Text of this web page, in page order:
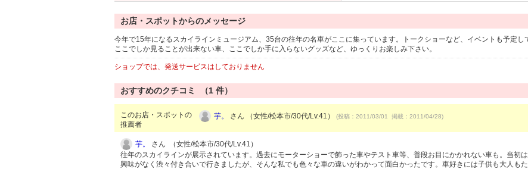
お店・スポットからのメッセージ
今年で15年になるスカイラインミュージアム、35台の往年の名車がここに集っています。トークショーなど、イベントも予定し
ここでしか見ることが出来ない車、ここでしか手に入らないグッズなど、ゆっくりお楽しみ下さい。
ショップでは、発送サービスはしておりません
おすすめのクチコミ （1 件）
このお店・スポットの
推薦者
芋。 さん （女性/松本市/30代/Lv.41） (投稿：2011/03/01 掲載：2011/04/28)
芋。
さん （女性/松本市/30代/Lv.41）
往年のスカイラインが展示されています。過去にモーターショーで飾った車やテスト車等、普段お目にかかれない車も。当初は
興味がなく渋々付き合いで行きましたが、そんな私でも色々な車の違いがわかって面白かったです。車好きには子供も大人も